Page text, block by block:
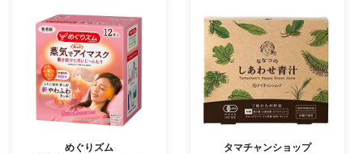
めぐりズム
タマチャンショップ